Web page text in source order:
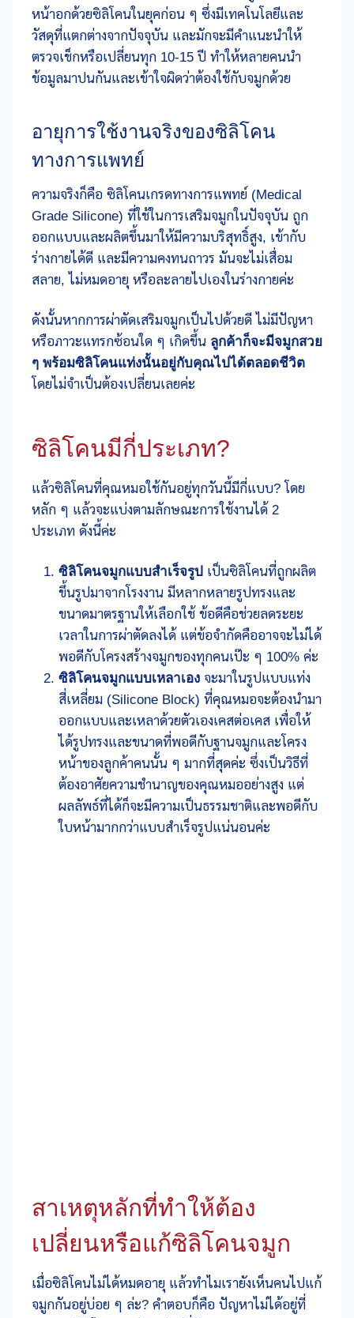
หน้าอกด้วยซิลิโคนในยุคก่อน ๆ ซึ่งมีเทคโนโลยีและ
วัสดุที่แตกต่างจากปัจจุบัน และมักจะมีคำแนะนำให้
ตรวจเช็กหรือเปลี่ยนทุก 10-15 ปี ทำให้หลายคนนำ
ข้อมูลมาปนกันและเข้าใจผิดว่าต้องใช้กับจมูกด้วย
อายุการใช้งานจริงของซิลิโคน
ทางการแพทย์
ความจริงก็คือ ซิลิโคนเกรดทางการแพทย์ (Medical
Grade Silicone) ที่ใช้ในการเสริมจมูกในปัจจุบัน ถูก
ออกแบบและผลิตขึ้นมาให้มีความบริสุทธิ์สูง, เข้ากับ
ร่างกายได้ดี และมีความคงทนถาวร มันจะไม่เสื่อม
สลาย, ไม่หมดอายุ หรือละลายไปเองในร่างกายค่ะ
ดังนั้นหากการผ่าตัดเสริมจมูกเป็นไปด้วยดี ไม่มีปัญหา
หรือภาวะแทรกซ้อนใด ๆ เกิดขึ้น ลูกค้าก็จะมีจมูกสวย
ๆ พร้อมซิลิโคนแท่งนั้นอยู่กับคุณไปได้ตลอดชีวิต
โดยไม่จำเป็นต้องเปลี่ยนเลยค่ะ
ซิลิโคนมีกี่ประเภท?
แล้วซิลิโคนที่คุณหมอใช้กันอยู่ทุกวันนี้มีกี่แบบ? โดย
หลัก ๆ แล้วจะแบ่งตามลักษณะการใช้งานได้ 2
ประเภท ดังนี้ค่ะ
ซิลิโคนจมูกแบบสำเร็จรูป เป็นซิลิโคนที่ถูกผลิต
ขึ้นรูปมาจากโรงงาน มีหลากหลายรูปทรงและ
ขนาดมาตรฐานให้เลือกใช้ ข้อดีคือช่วยลดระยะ
เวลาในการผ่าตัดลงได้ แต่ข้อจำกัดคืออาจจะไม่ได้
พอดีกับโครงสร้างจมูกของทุกคนเป๊ะ ๆ 100% ค่ะ
ซิลิโคนจมูกแบบเหลาเอง จะมาในรูปแบบแท่ง
สี่เหลี่ยม (Silicone Block) ที่คุณหมอจะต้องนำมา
ออกแบบและเหลาด้วยตัวเองเคสต่อเคส เพื่อให้
ได้รูปทรงและขนาดที่พอดีกับฐานจมูกและโครง
หน้าของลูกค้าคนนั้น ๆ มากที่สุดค่ะ ซึ่งเป็นวิธีที่
ต้องอาศัยความชำนาญของคุณหมออย่างสูง แต่
ผลลัพธ์ที่ได้ก็จะมีความเป็นธรรมชาติและพอดีกับ
ใบหน้ามากกว่าแบบสำเร็จรูปแน่นอนค่ะ
สาเหตุหลักที่ทำให้ต้อง
เปลี่ยนหรือแก้ซิลิโคนจมูก
เมื่อซิลิโคนไม่ได้หมดอายุ แล้วทำไมเรายังเห็นคนไปแก้
จมูกกันอยู่บ่อย ๆ ล่ะ? คำตอบก็คือ ปัญหาไม่ได้อยู่ที่